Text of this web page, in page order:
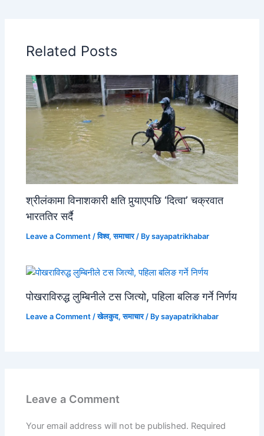
Related Posts
श्रीलंकामा विनाशकारी क्षति पुर्‍याएपछि ‘दित्वा’ चक्रवात
भारततिर सर्दै
Leave a Comment /विश्व,समाचार/ Bysayapatrikhabar
पोखराविरुद्ध लुम्बिनीले टस जित्यो, पहिला बलिङ गर्ने निर्णय
Leave a Comment /खेलकुद,समाचार/ Bysayapatrikhabar
Leave a Comment
Your email address will not be published. Required